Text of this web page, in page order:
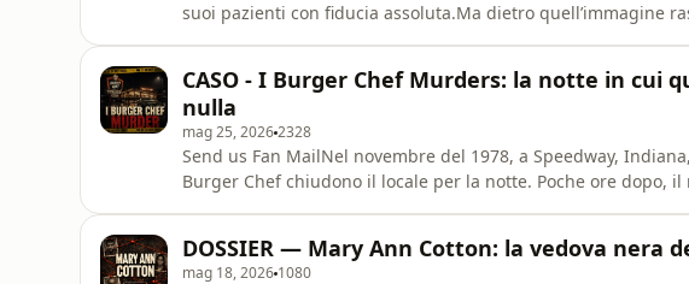
suoi pazienti con fiducia assoluta.Ma dietro quell’immagine
ma
CASO - I Burger Chef Murders: la notte in cui
nulla
mag 25, 20262328
Send us Fan MailNel novembre del 1978, a Speedway,
Burger Chef chiudono il locale per la notte. Poche ore dopo,
Shelton,
DOSSIER — Mary Ann Cotton: la vedova nera
mag 18, 2026 1080